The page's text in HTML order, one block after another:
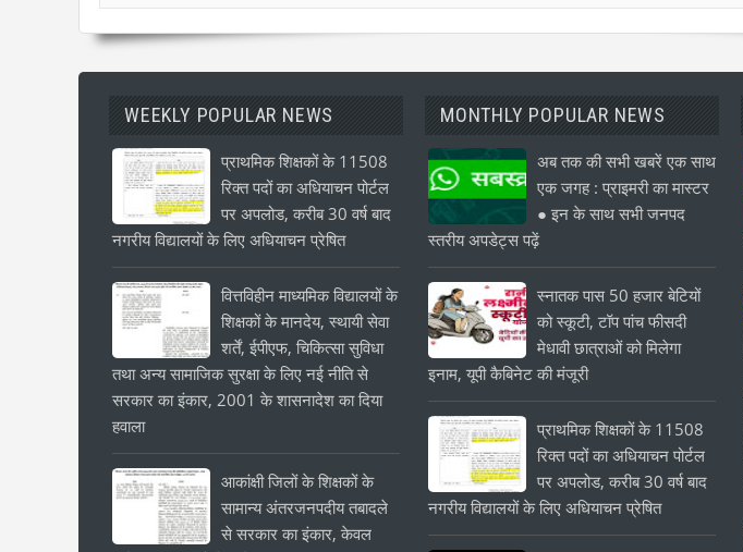
WEEKLY POPULAR NEWS
प्राथमिक शिक्षकों के 11508
रिक्त पदों का अधियाचन पोर्टल
पर अपलोड, करीब 30 वर्ष बाद
नगरीय विद्यालयों के लिए अधियाचन प्रेषित
वित्तविहीन माध्यमिक विद्यालयों के
शिक्षकों के मानदेय, स्थायी सेवा
शर्तें, ईपीएफ, चिकित्सा सुविधा
तथा अन्य सामाजिक सुरक्षा के लिए नई नीति से
सरकार का इंकार, 2001 के शासनादेश का दिया
हवाला
आकांक्षी जिलों के शिक्षकों के
सामान्य अंतरजनपदीय तबादले
से सरकार का इंकार, केवल
MONTHLY POPULAR NEWS
अब तक की सभी खबरें एक साथ
एक जगह : प्राइमरी का मास्टर
● इन के साथ सभी जनपद
स्तरीय अपडेट्स पढ़ें
स्नातक पास 50 हजार बेटियों
को स्कूटी, टॉप पांच फीसदी
मेधावी छात्राओं को मिलेगा
इनाम, यूपी कैबिनेट की मंजूरी
प्राथमिक शिक्षकों के 11508
रिक्त पदों का अधियाचन पोर्टल
पर अपलोड, करीब 30 वर्ष बाद
नगरीय विद्यालयों के लिए अधियाचन प्रेषित